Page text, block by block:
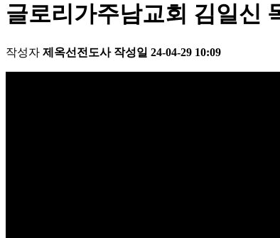
글로리가주남교회 김일신
작성자 제옥선전도사 작성일 24-04-29 10:09